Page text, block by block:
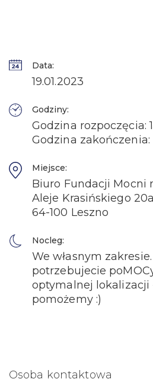
Data:
19.01.2023
Godziny:
Godzina rozpoczęcia:
Godzina zakończenia:
Miejsce:
Biuro Fundacji Mocni
Aleje Krasińskiego 20a
64-100 Leszno
Nocleg:
We własnym
potrzebujecie
optymalnej lokalizacji
pomożemy :)
Osoba kontaktowa